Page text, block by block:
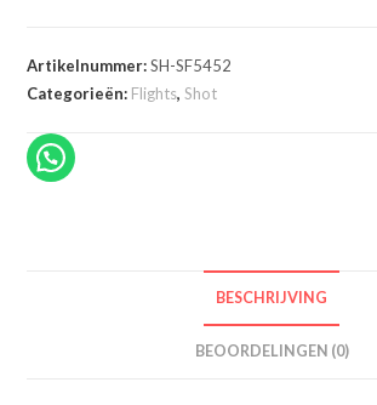
Artikelnummer:SH-SF5452
Categorieën: Flights,Shot
BESCHRIJVING
BEOORDELINGEN (0)